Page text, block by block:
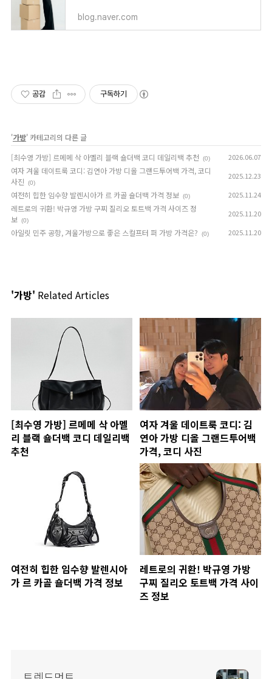
blog.naver.com
공감 구독하기
'가방' 카테고리의 다른 글
[최수영 가방] 르메메 삭 아멜리 블랙 숄더백 코디 데일리백 추천
(0) 2026.06.07
여자 겨울 데이트룩 코디: 김연아 가방 디올 그랜드투어백 가격, 코디
사진
(0)
2025.12.23
여전히 힙한 임수향 발렌시아가 르 카골 숄더백 가격 정보 (0) 2025.11.24
레트로의 귀환! 박규영 가방 구찌 질리오 토트백 가격 사이즈 정
보 (0)
2025.11.20
아일릿 민주 공항, 겨울가방으로 좋은 스컬프터 퍼 가방 가격은? (0) 2025.11.20
'가방' Related Articles
[최수영 가방] 르메메 삭 아멜
리 블랙 숄더백 코디 데일리백
추천
여자 겨울 데이트룩 코디: 김
연아 가방 디올 그랜드투어백
가격, 코디 사진
여전히 힙한 임수향 발렌시아
가 르 카골 숄더백 가격 정보
레트로의 귀환! 박규영 가방
구찌 질리오 토트백 가격 사이
즈 정보